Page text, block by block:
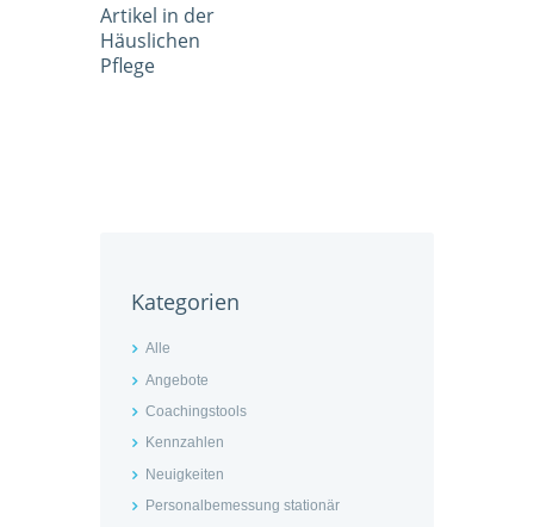
Artikel in der
Häuslichen
Pflege
Kategorien
Alle
Angebote
Coachingstools
Kennzahlen
Neuigkeiten
Personalbemessung stationär